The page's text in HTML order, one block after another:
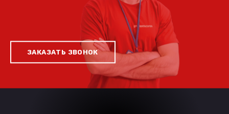
ЗАКАЗАТЬ ЗВОНОК